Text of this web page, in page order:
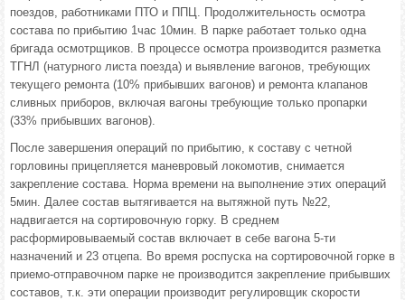
поездов, работниками ПТО и ППЦ. Продолжительность осмотра
состава по прибытию 1час 10мин. В парке работает только одна
бригада осмотрщиков. В процессе осмотра производится разметка
ТГНЛ (натурного листа поезда) и выявление вагонов, требующих
текущего ремонта (10% прибывших вагонов) и ремонта клапанов
сливных приборов, включая вагоны требующие только пропарки
(33% прибывших вагонов).
После завершения операций по прибытию, к составу с четной
горловины прицепляется маневровый локомотив, снимается
закрепление состава. Норма времени на выполнение этих операций
5мин. Далее состав вытягивается на вытяжной путь №22,
надвигается на сортировочную горку. В среднем
расформировываемый состав включает в себе вагона 5-ти
назначений и 23 отцепа. Во время роспуска на сортировочной горке в
приемо-отправочном парке не производится закрепление прибывших
составов, т.к. эти операции производит регулировщик скорости